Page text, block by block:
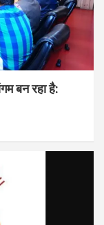
बन रहा है: